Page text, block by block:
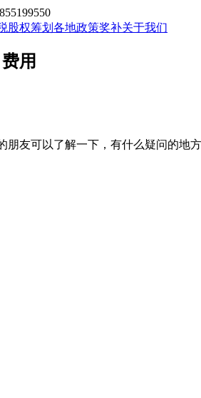
股权筹划 各地政策奖补关于我们
用
朋友可以了解一下，有什么疑问的地方